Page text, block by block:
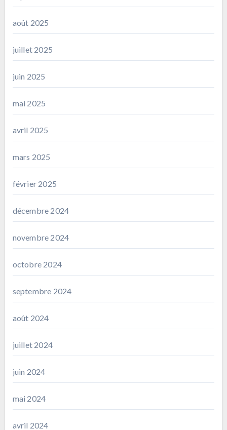
août 2025
juillet 2025
juin 2025
mai 2025
avril 2025
mars 2025
février 2025
décembre 2024
novembre 2024
octobre 2024
septembre 2024
août 2024
juillet 2024
juin 2024
mai 2024
avril 2024